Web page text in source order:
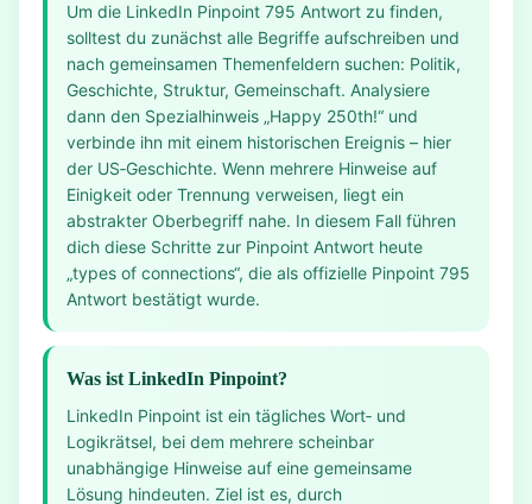
Um die LinkedIn Pinpoint 795 Antwort zu finden,
solltest du zunächst alle Begriffe aufschreiben und
nach gemeinsamen Themenfeldern suchen: Politik,
Geschichte, Struktur, Gemeinschaft. Analysiere
dann den Spezialhinweis „Happy 250th!“ und
verbinde ihn mit einem historischen Ereignis – hier
der US‑Geschichte. Wenn mehrere Hinweise auf
Einigkeit oder Trennung verweisen, liegt ein
abstrakter Oberbegriff nahe. In diesem Fall führen
dich diese Schritte zur Pinpoint Antwort heute
„types of connections“, die als offizielle Pinpoint 795
Antwort bestätigt wurde.
Was ist LinkedIn Pinpoint?
LinkedIn Pinpoint ist ein tägliches Wort‑ und
Logikrätsel, bei dem mehrere scheinbar
unabhängige Hinweise auf eine gemeinsame
Lösung hindeuten. Ziel ist es, durch